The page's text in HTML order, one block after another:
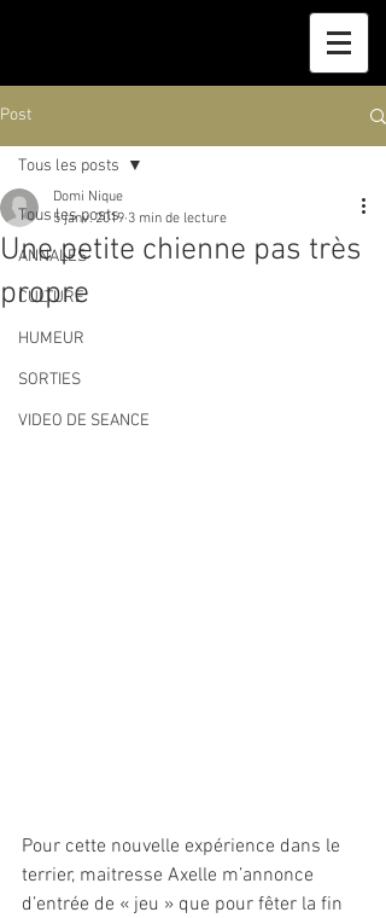
Post
Tous les posts
ANNALES
CULTURE
HUMEUR
SORTIES
VIDEO DE SEANCE
Tous les posts
Une petite chienne pas très
propre
Domi Nique
5 janv. 2019 3 min de lecture
Pour cette nouvelle expérience dans le
terrier, maitresse Axelle m’annonce
d’entrée de « jeu » que pour fêter la fin